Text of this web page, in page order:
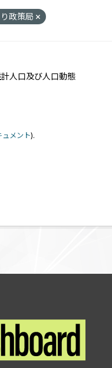
政策局
人口及び人口動態
ュメント).